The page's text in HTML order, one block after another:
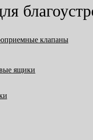
клапаны
ящики